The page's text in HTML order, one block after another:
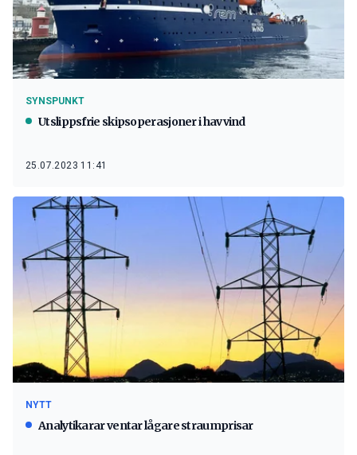
SYNSPUNKT
Utslippsfrie skipsoperasjoner i havvind
25.07.2023 11:41
NYTT
Analytikarar ventar lågare straumprisar